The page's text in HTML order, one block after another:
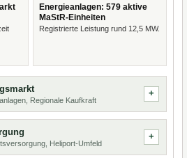
Energieanlagen: 579 aktive
MaStR-Einheiten
Registrierte Leistung rund 12,5 MW.
Regionale Kaufkraft
Heliport-Umfeld